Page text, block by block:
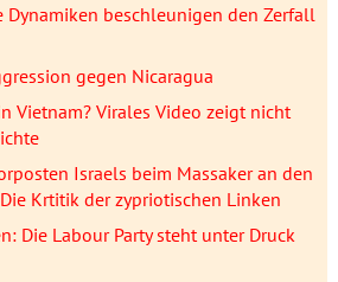
beschleunigen den Zerfall
gegen Nicaragua
Vietnam? Virales Video zeigt nicht
Israels beim Massaker an den
Krtitik der zypriotischen Linken
Die Labour Party steht unter Druck